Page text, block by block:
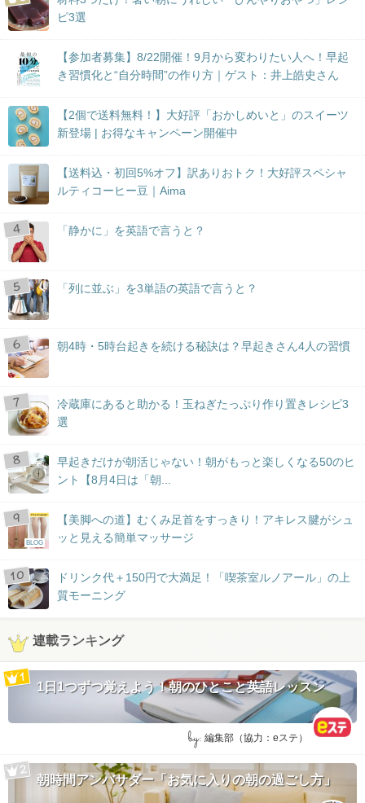
ピ3選
【参加者募集】8/22開催！9月から変わりたい人へ！早起
き習慣化と“自分時間”の作り方｜ゲスト：井上皓史さん
【2個で送料無料！】大好評「おかしめいと」のスイーツ
新登場 | お得なキャンペーン開催中
【送料込・初回5%オフ】訳ありおトク！大好評スペシャ
ルティコーヒー豆｜Aima
「静かに」を英語で言うと？
「列に並ぶ」を3単語の英語で言うと？
朝4時・5時台起きを続ける秘訣は？早起きさん4人の習慣
冷蔵庫にあると助かる！玉ねぎたっぷり作り置きレシピ3
選
早起きだけが朝活じゃない！朝がもっと楽しくなる50のヒ
ント【8月4日は「朝...
BLOG
【美脚への道】むくみ足首をすっきり！アキレス腱がシュ
ッと見える簡単マッサージ
ドリンク代＋150円で大満足！「喫茶室ルノアール」の上
質モーニング
連載ランキング
1日1つずつ覚えよう！朝のひとこと英語レッスン
by: 編集部（協力：eステ）
朝時間アンバサダー「お気に入りの朝の過ごし方」